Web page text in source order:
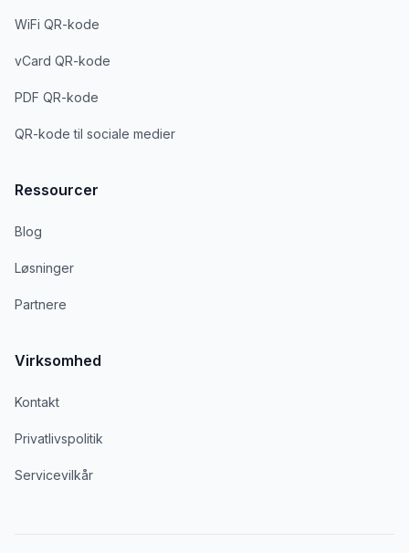
WiFi QR-kode
vCard QR-kode
PDF QR-kode
QR-kode til sociale medier
Ressourcer
Blog
Løsninger
Partnere
Virksomhed
Kontakt
Privatlivspolitik
Servicevilkår